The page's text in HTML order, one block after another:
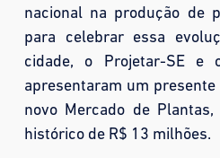
nacional na produção de
para celebrar essa
cidade, o Projetar-SE e
apresentaram um
novo Mercado de
histórico de R$ 13 milhões.